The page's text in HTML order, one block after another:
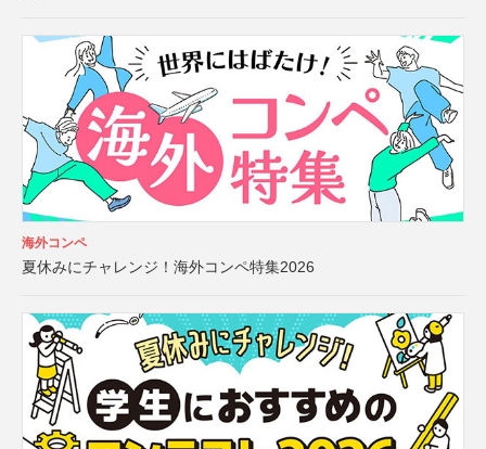
海外コンペ
夏休みにチャレンジ！海外コンペ特集2026